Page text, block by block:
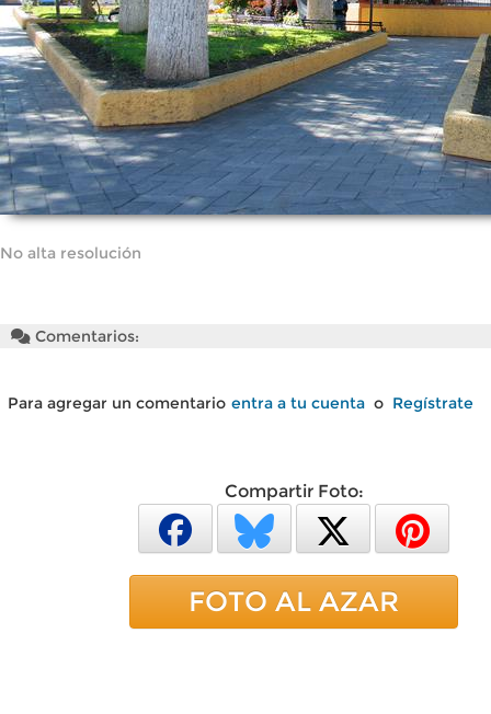
No alta resolución
Comentarios:
Para agregar un comentario entra a tu cuenta o Regístrate
Compartir Foto:
FOTO AL AZAR